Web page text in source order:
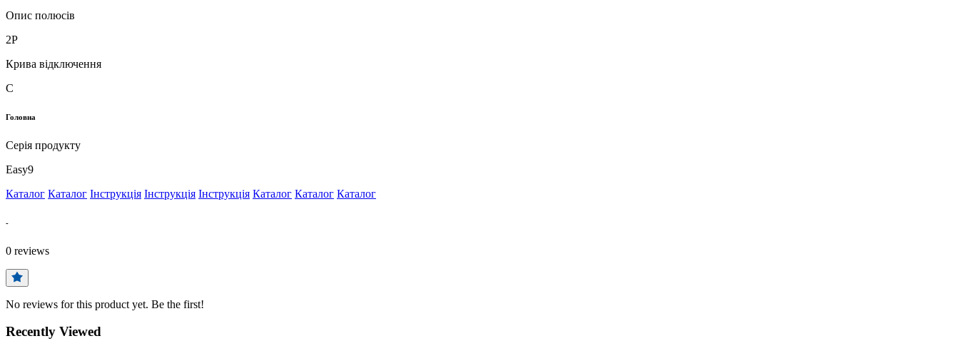
Опис полюсів
2P
Крива відключення
C
Головна
Серія продукту
Easy9
Каталог Каталог Інструкція Інструкція Інструкція Каталог Каталог Каталог
-
0 reviews
No reviews for this product yet. Be the first!
Recently Viewed